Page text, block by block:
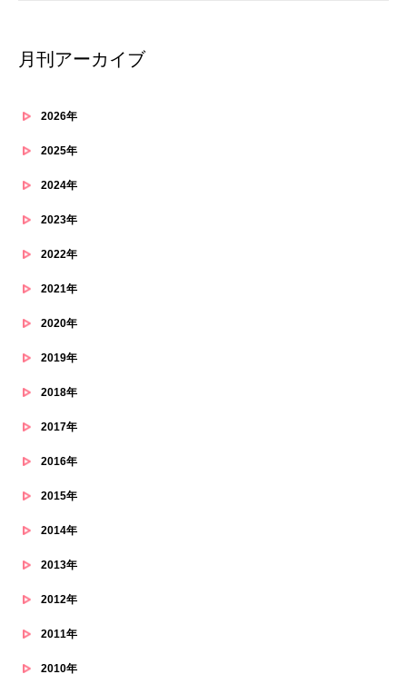
月刊アーカイブ
2026年
2025年
2024年
2023年
2022年
2021年
2020年
2019年
2018年
2017年
2016年
2015年
2014年
2013年
2012年
2011年
2010年